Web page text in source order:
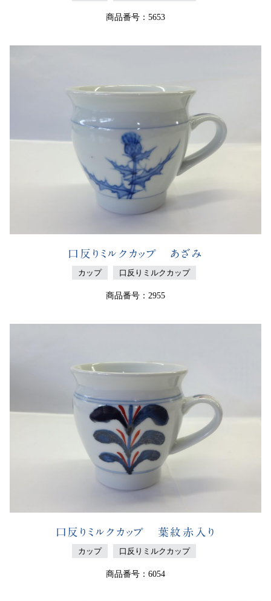
商品番号：5653
口反りミルクカップ あざみ
カップ 口反りミルクカップ
商品番号：2955
口反りミルクカップ 葉紋赤入り
カップ 口反りミルクカップ
商品番号：6054